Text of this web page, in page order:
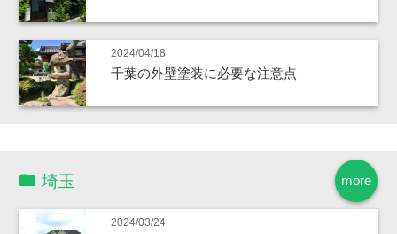
2024/04/18
千葉の外壁塗装に必要な注意点
more
埼玉
2024/03/24